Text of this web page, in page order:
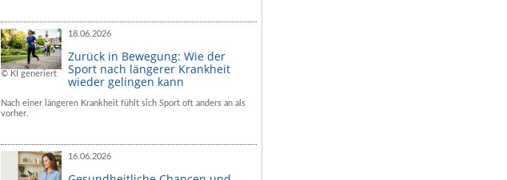
© KI generiert
18.06.2026
Zurück in Bewegung: Wie der
Sport nach längerer Krankheit
wieder gelingen kann
Nach einer längeren Krankheit fühlt sich Sport oft anders an als
vorher.
16.06.2026